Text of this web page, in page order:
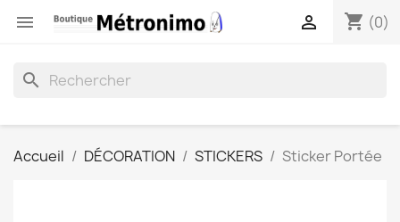
 shopping_cart (0)

search
Accueil DÉCORATION STICKERS Sticker Portée